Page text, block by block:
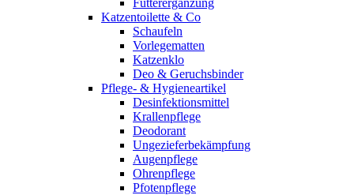
Futterergänzung
Katzentoilette & Co
Schaufeln
Vorlegematten
Katzenklo
Deo & Geruchsbinder
Pflege- & Hygieneartikel
Desinfektionsmittel
Krallenpflege
Deodorant
Ungezieferbekämpfung
Augenpflege
Ohrenpflege
Pfotenpflege